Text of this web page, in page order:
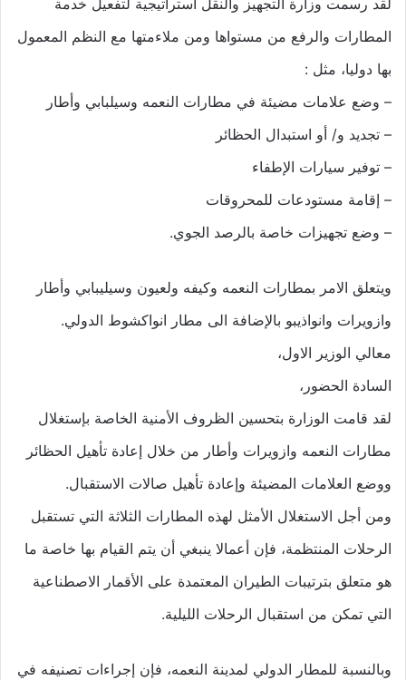
المطارات والرفع من مستواها ومن ملاءمتها مع النظم المعمول
بها دوليا، مثل :
– وضع علامات مضيئة في مطارات النعمه وسيلبابي وأطار
– تجديد و/ أو استبدال الحظائر
– توفير سيارات الإطفاء
– إقامة مستودعات للمحروقات
– وضع تجهيزات خاصة بالرصد الجوي.
ويتعلق الامر بمطارات النعمه وكيفه ولعيون وسيليبابي وأطار
وازويرات وانواذيبو بالإضافة الى مطار انواكشوط الدولي.
معالي الوزير الاول،
السادة الحضور،
لقد قامت الوزارة بتحسين الظروف الأمنية الخاصة بإستغلال
مطارات النعمه وازويرات وأطار من خلال إعادة تأهيل الحظائر
ووضع العلامات المضيئة وإعادة تأهيل صالات الاستقبال.
ومن أجل الاستغلال الأمثل لهذه المطارات الثلاثة التي تستقبل
الرحلات المنتظمة، فإن أعمالا ينبغي أن يتم القيام بها خاصة ما
هو متعلق بترتيبات الطيران المعتمدة على الأقمار الاصطناعية
التي تمكن من استقبال الرحلات الليلية.
وبالنسبة للمطار الدولي لمدينة النعمه، فإن إجراءات تصنيفه في